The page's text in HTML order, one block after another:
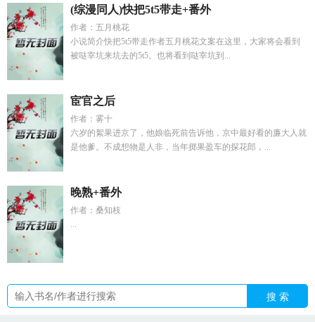
(综漫同人)快把5t5带走+番外
作者：五月桃花
小说简介快把5t5带走作者五月桃花文案在这里，大家将会看到
被哒宰坑来坑去的5t5。也将看到哒宰坑到...
宦官之后
作者：雾十
六岁的絮果进京了，他娘临死前告诉他，京中最好看的廉大人就
是他爹。不成想物是人非，当年掷果盈车的探花郎，...
晚熟+番外
作者：桑知枝
...
搜 索